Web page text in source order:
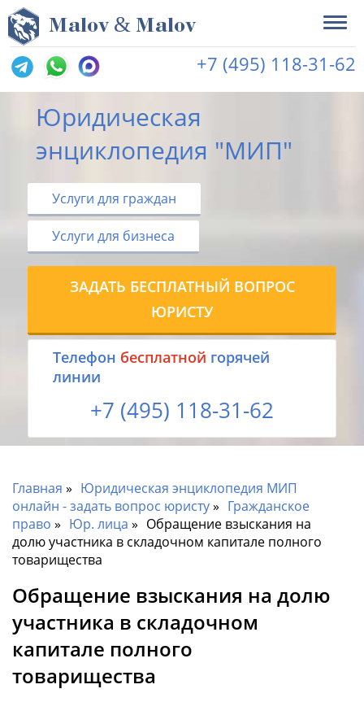
Malov & Malov
+7 (495) 118-31-62
Юридическая
энциклопедия "МИП"
Услуги для граждан
Услуги для бизнеса
ЗАДАТЬ БЕСПЛАТНЫЙ ВОПРОС
ЮРИСТУ
Tелефон бесплатной горячей
линии
+7 (495) 118-31-62
Главная
Юридическая энциклопедия МИП
онлайн - задать вопрос юристу
Гражданское
право
Юр. лица
Обращение взыскания на
долю участника в складочном капитале полного
товарищества
Обращение взыскания на долю
участника в складочном
капитале полного
товарищества